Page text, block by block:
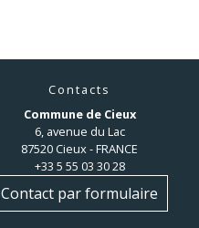
Contacts
Commune de Cieux
6, avenue du Lac
87520 Cieux - FRANCE
+33 5 55 03 30 28
Contact par formulaire